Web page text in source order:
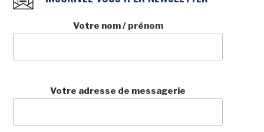
Votre nom / prénom
Votre adresse de messagerie